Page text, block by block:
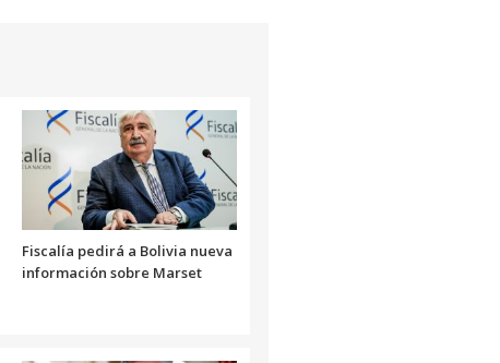
Fiscalía pedirá a Bolivia nueva
información sobre Marset